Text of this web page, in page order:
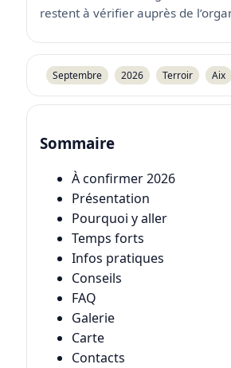
restent à vérifier auprès de
Septembre 2026 Terroir Aix
Sommaire
À confirmer 2026
Présentation
Pourquoi y aller
Temps forts
Infos pratiques
Conseils
FAQ
Galerie
Carte
Contacts